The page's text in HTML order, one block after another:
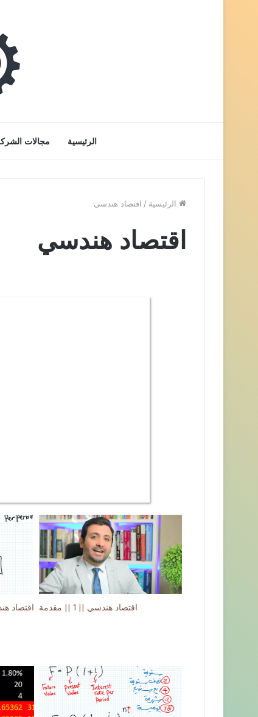
الرئيسية مجالات
الرئيسية / اقتصاد هندسي
اقتصاد هندسي
اقتصاد هندسي || 1 || مقدمة